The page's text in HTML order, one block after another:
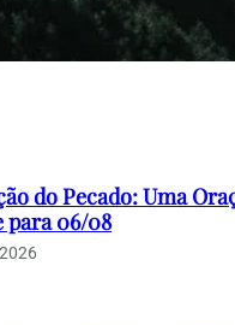
do Pecado: Uma
para 06/08